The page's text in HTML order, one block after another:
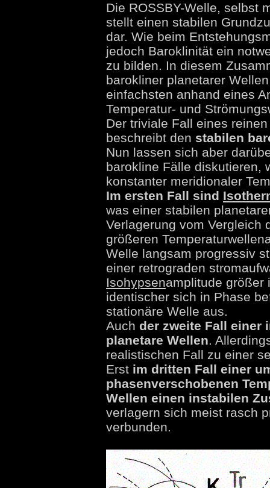
Die ROSSBY-Welle, selbst
stellt einen stabilen
dar. Wie beim
jedoch Baroklinität ein
zu bilden. In diesem
barokliner planetarer
einfachsten anhand eines
Temperatur- und
Der triviale Fall eines
beschreibt den stabilen
Nun lassen sich aber
barokline Fälle diskutieren,
konstanter meridionaler
Im ersten Fall sind
was einer stabilen
Verlagerung vom Vergleich
größeren
Welle langsam progressiv
einer retrograden
Isohypsenamplitude größer
identischer sich in Phase
stationäre Welle aus.
Auch der zweite Fall einer
planetare Wellen.
realistischen Fall zu einer
Erst im dritten Fall einer
phasenverschobenen
Wellen einen instabilen
verlagern sich meist rasch
verbunden.